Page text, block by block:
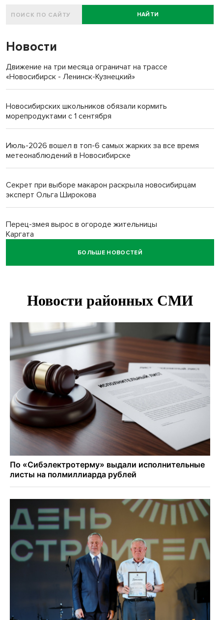
НАЙТИ
Новости
Движение на три месяца ограничат на трассе
«Новосибирск - Ленинск-Кузнецкий»
Новосибирских школьников обязали кормить
морепродуктами с 1 сентября
Июль-2026 вошел в топ-6 самых жарких за все время
метеонаблюдений в Новосибирске
Секрет при выборе макарон раскрыла новосибирцам
эксперт Ольга Широкова
Перец-змея вырос в огороде жительницы
Каргата
БОЛЬШЕ НОВОСТЕЙ